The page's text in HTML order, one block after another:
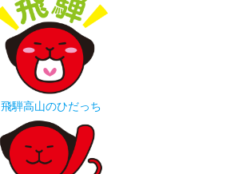
飛騨高山のひだっち